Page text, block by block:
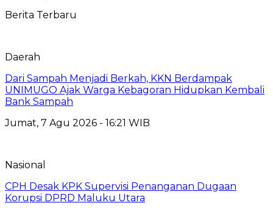
Berita Terbaru
Daerah
Dari Sampah Menjadi Berkah, KKN Berdampak
UNIMUGO Ajak Warga Kebagoran Hidupkan Kembali
Bank Sampah
Jumat, 7 Agu 2026 - 16:21 WIB
Nasional
CPH Desak KPK Supervisi Penanganan Dugaan
Korupsi DPRD Maluku Utara